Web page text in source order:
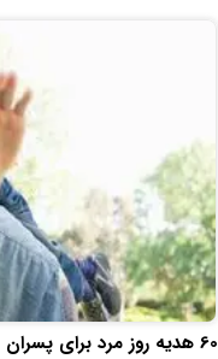
60 هدیه روز مرد برای پسران + 60 فروشگاه